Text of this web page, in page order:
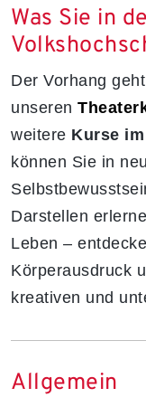
Was Sie in
Der Vorhang
unseren
weitere Kurse
können Sie in
Darstellen
Leben –
Körperausdruck
kreativen und
Allgemein